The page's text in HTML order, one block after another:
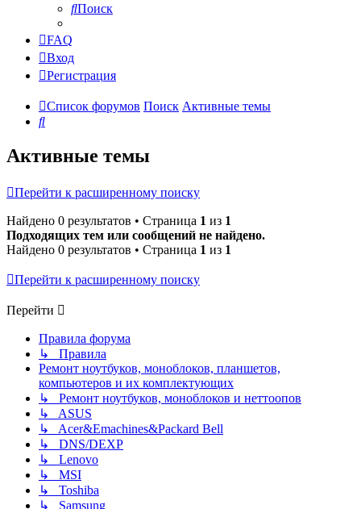
Поиск
FAQ
Вход
Регистрация
Список форумов Поиск Активные темы
Поиск
Активные темы
Перейти к расширенному поиску
Найдено 0 результатов • Страница 1 из 1
Подходящих тем или сообщений не найдено.
Найдено 0 результатов • Страница 1 из 1
Перейти к расширенному поиску
Перейти
Правила форума
↳ Правила
Ремонт ноутбуков, моноблоков, планшетов,
компьютеров и их комплектующих
↳ Ремонт ноутбуков, моноблоков и неттоопов
↳ ASUS
↳ Acer&Emachines&Packard Bell
↳ DNS/DEXP
↳ Lenovo
↳ MSI
↳ Toshiba
↳ Samsung